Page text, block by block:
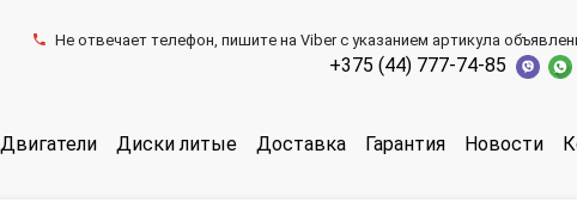
Не отвечает телефон, пишите на Viber с указанием артикула
+375 (44) 777-74-85
Двигатели Диски литые Доставка Гарантия Новости